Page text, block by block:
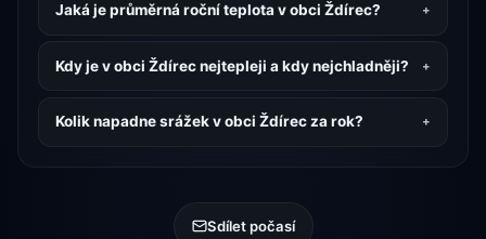
Jaká je průměrná roční teplota v obci Ždírec?
Kdy je v obci Ždírec nejtepleji a kdy nejchladněji?
Kolik napadne srážek v obci Ždírec za rok?
Sdílet počasí